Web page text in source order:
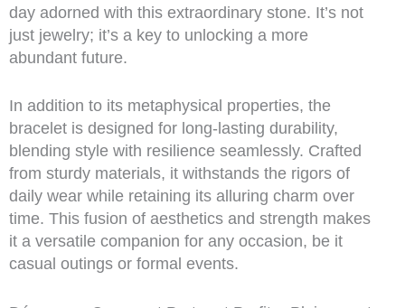
day adorned with this extraordinary stone. It’s not
just jewelry; it’s a key to unlocking a more
abundant future.
In addition to its metaphysical properties, the
bracelet is designed for long-lasting durability,
blending style with resilience seamlessly. Crafted
from sturdy materials, it withstands the rigors of
daily wear while retaining its alluring charm over
time. This fusion of aesthetics and strength makes
it a versatile companion for any occasion, be it
casual outings or formal events.